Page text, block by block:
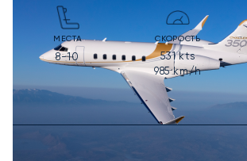
МЕСТА
8-10
СКОРОСТЬ
531kts
985km/h